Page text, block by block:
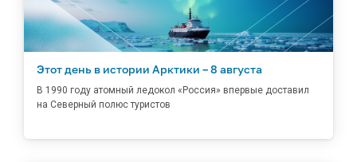
Этот день в истории Арктики – 8 августа
В 1990 году атомный ледокол «Россия» впервые доставил
на Северный полюс туристов